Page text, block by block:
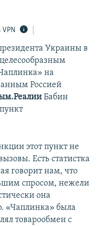
VPN
Украины в
на
Россией
Бабин
этот пункт не
Есть статистка
говорит нам, что
спросом, нежели
она
«Чаплинка» была
товарообмен с